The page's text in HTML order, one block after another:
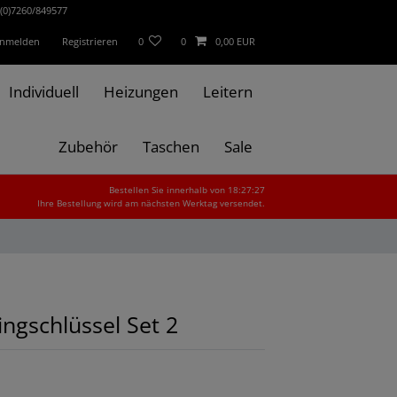
849577
Registrieren 0 0 0,00 EUR
Individuell Heizungen Leitern
Zubehör Taschen Sale
Bestellen Sie innerhalb von 18:27:26
Ihre Bestellung wird am nächsten Werktag versendet.
Set 2